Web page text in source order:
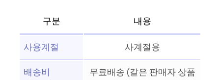
구분
내용
사용계절
사계절용
배송비
무료배송 (같은 판매자 상품